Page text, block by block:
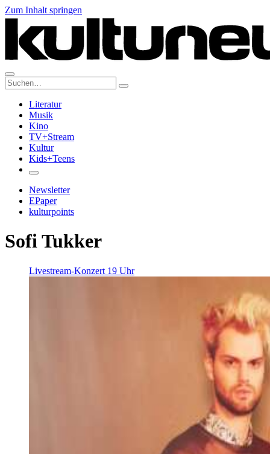
Zum Inhalt springen
Suche:
Literatur
Musik
Kino
TV+Stream
Kultur
Kids+Teens
Newsletter
EPaper
kulturpoints
Sofi Tukker
Livestream-Konzert 19 Uhr